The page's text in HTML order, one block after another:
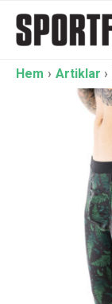
innehåll
Hem Artiklar